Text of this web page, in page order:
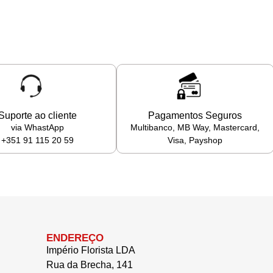
ao cliente
via WhastApp
+351 91 115 20 59
Pagamentos Seguros
Multibanco, MB Way, Mastercard,
Visa, Payshop
ENDEREÇO
Império Florista LDA
Rua da Brecha, 141